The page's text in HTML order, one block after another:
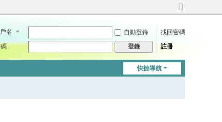
切
到
名 自動登錄
找回密碼
登錄 註冊
快捷導航